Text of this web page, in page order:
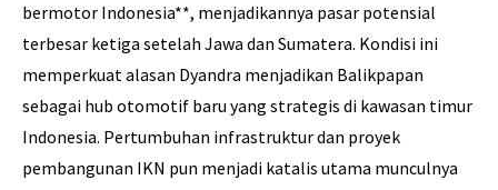
bermotor Indonesia**, menjadikannya pasar potensial
terbesar ketiga setelah Jawa dan Sumatera. Kondisi ini
memperkuat alasan Dyandra menjadikan Balikpapan
sebagai hub otomotif baru yang strategis di kawasan timur
Indonesia. Pertumbuhan infrastruktur dan proyek
pembangunan IKN pun menjadi katalis utama munculnya